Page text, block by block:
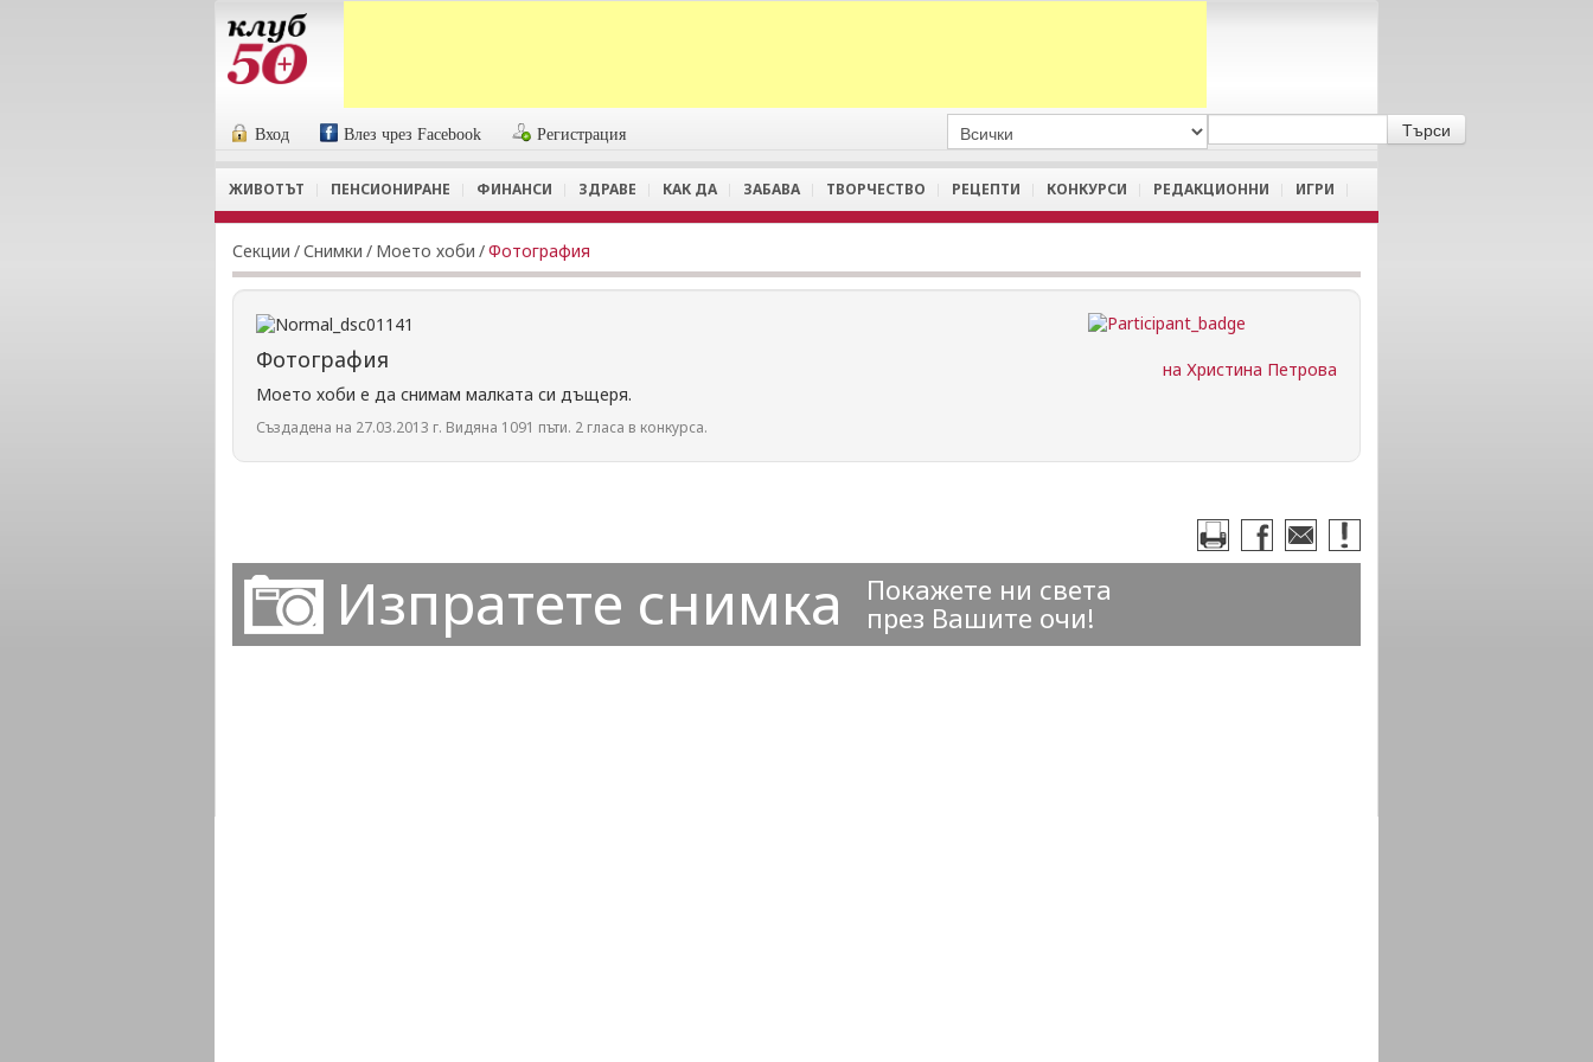
Вход Влез чрез Facebook Регистрация
ЖИВОТЪТ ПЕНСИОНИРАНЕ ФИНАНСИ ЗДРАВЕ КАК ДА ЗАБАВА ТВОРЧЕСТВО РЕЦЕПТИ КОНКУРСИ РЕДАКЦИОННИ ИГРИ
Секции /Снимки / Моето хоби /Фотография
на Христина Петрова
Фотография
Моето хоби е да снимам малката си дъщеря.
Създадена на 27.03.2013 г. Видяна 1091 пъти. 2 гласа в конкурса.
Изпратете снимка
Покажете ни света
през Вашите очи!